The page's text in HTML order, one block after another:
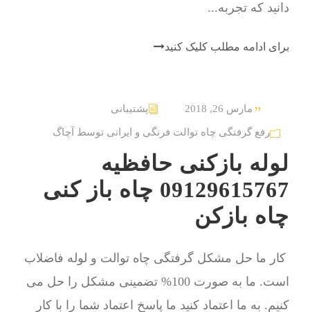
دانید که تجربه...
برای ادامه مطلب کلیک کنید
مارس 26, 2018 پشتیبانی
رفع گرفتگی چاه توالت فرنگی و ایرانی توسط آچاگ
لوله بازکنی حافظیه
09129615767 چاه باز کنی
چاه بازکن
کار ما حل مشکل گرفتگی چاه توالت و لوله فاضلاب
است. ما به صورت 100% تضمینی مشکل را حل می
کنیم. به ما اعتماد کنید ما پاسخ اعتماد شما را با کار